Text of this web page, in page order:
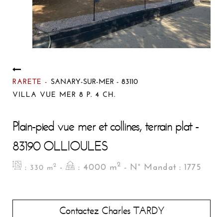
RARETE - SANARY-SUR-MER - 83110
VILLA VUE MER 8 P. 4 CH.
Plain-pied vue mer et collines, terrain plat -
83190 OLLIOULES
: 330 m2 - : 4000 m2 - N° Mandat : 1775
Contactez Charles TARDY